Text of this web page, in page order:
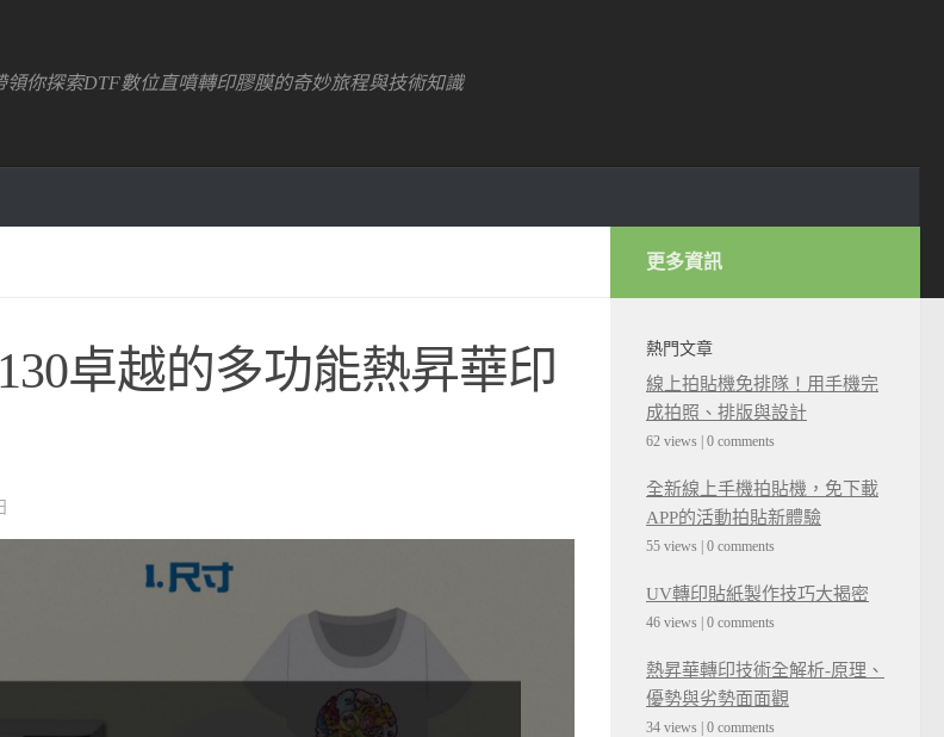
你探索DTF數位直噴轉印膠膜的奇妙旅程與技術知識
卓越的多功能熱昇華印
更多資訊
熱門文章
線上拍貼機免排隊！用手機完
成拍照、排版與設計
62 views 0 comments
全新線上手機拍貼機，免下載
APP的活動拍貼新體驗
55 views 0 comments
UV轉印貼紙製作技巧大揭密
46 views 0 comments
熱昇華轉印技術全解析-原理、
優勢與劣勢面面觀
34 views 0 comments